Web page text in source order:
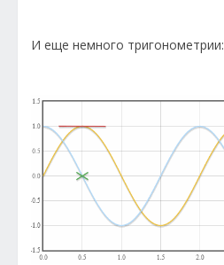
И еще немного тригонометрии: